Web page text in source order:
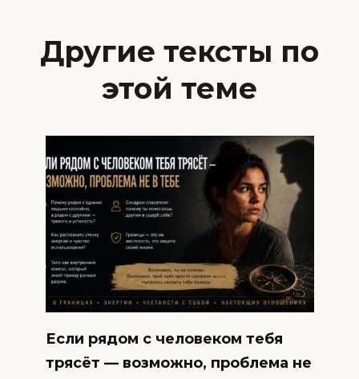
Другие тексты по
этой теме
Если рядом с человеком тебя
трясёт — возможно, проблема не